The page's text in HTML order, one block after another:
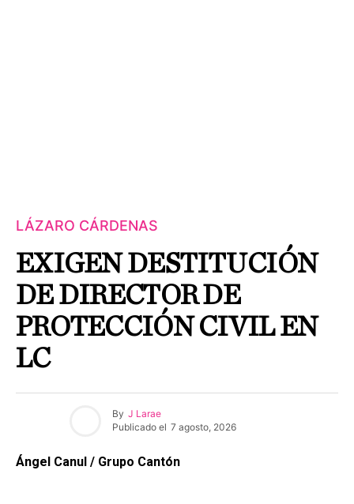
LÁZARO CÁRDENAS
EXIGEN DESTITUCIÓN
DE DIRECTOR DE
PROTECCIÓN CIVIL EN
LC
By J Larae
Publicado el 7 agosto, 2026
Ángel Canul / Grupo Cantón